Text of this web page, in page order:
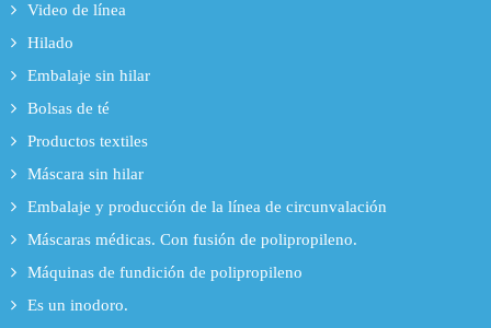
Video de línea
Hilado
Embalaje sin hilar
Bolsas de té
Productos textiles
Máscara sin hilar
Embalaje y producción de la línea de circunvalación
Máscaras médicas. Con fusión de polipropileno.
Máquinas de fundición de polipropileno
Es un inodoro.